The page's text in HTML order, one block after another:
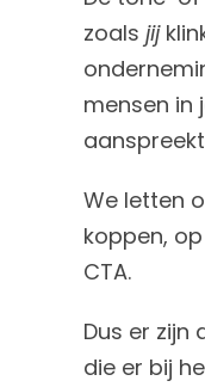
zoalsjij
mensen in
We letten
koppen,
CTA.
Dus er zijn
die er bij